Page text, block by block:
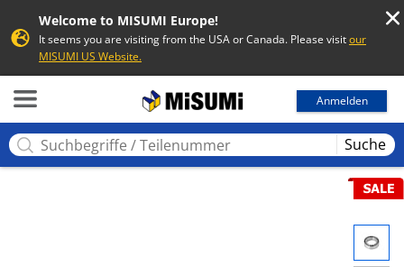
Welcome to MISUMI Europe!
It seems you are visiting from the USA or Canada. Please visitour
MISUMI US Website.
Anmelden
Suche